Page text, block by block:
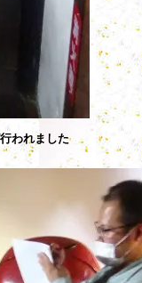
われました